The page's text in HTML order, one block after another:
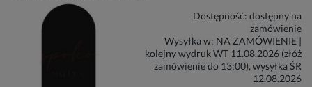
Dostępność: dostępny na
zamówienie
Wysyłka w: NA ZAMÓWIENIE |
kolejny wydruk WT 11.08.2026 (złóż
zamówienie do 13:00), wysyłka ŚR
12.08.2026